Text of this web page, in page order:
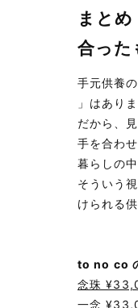
まと
合った
手元供養
」はあり
だから、
手を合わ
暮らしの
そういう
けられる
to no co
念珠
一念